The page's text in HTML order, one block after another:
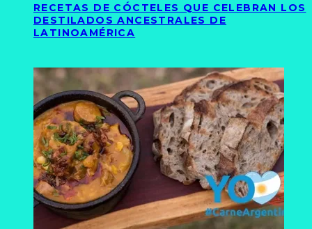
RECETAS DE CÓCTELES QUE CELEBRAN LOS
DESTILADOS ANCESTRALES DE
LATINOAMÉRICA